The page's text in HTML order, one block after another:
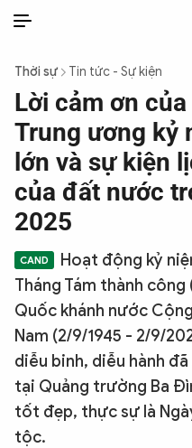
THỜI SỰ
CHỐNG DIỄN BIẾN HÒA BÌNH
CÔNG AN TRONG LÒNG DÂN
XÃ HỘI
PHÁP LUẬT
CÔNG NGHỆ
QUỐC TẾ
Thời sự Tin tức - Sự kiện
Lời cảm ơn
Trung ương kỷ
lớn và sự kiện
của đất nước
2025
Hoạt động kỷ
Tháng Tám thành công
Quốc khánh nước
Nam (2/9/1945 - 2/9/
diễu binh, diễu hành
tại Quảng trường Ba
tốt đẹp, thực sự là
tộc.